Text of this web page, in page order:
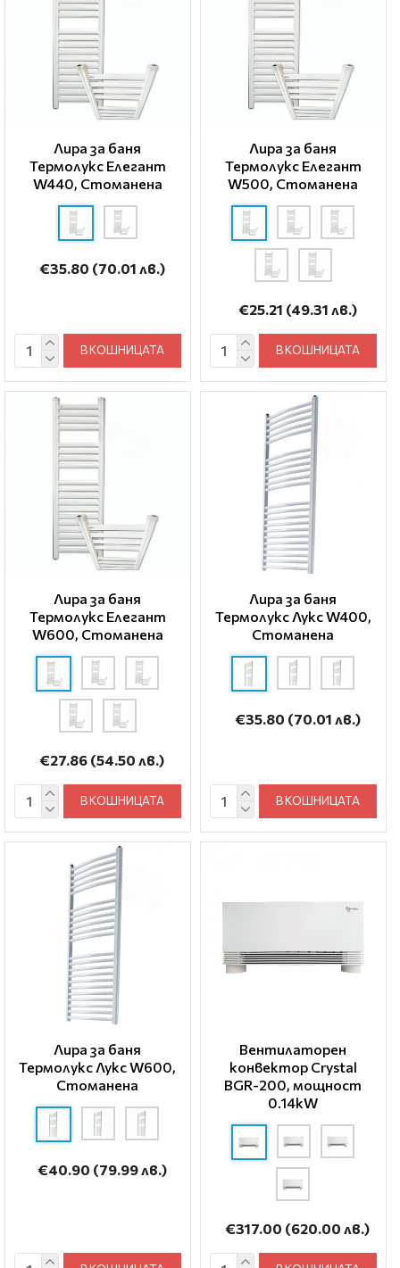
Лира за баня
Термолукс Елегант
W440, Стоманена
€35.80 (70.01 лв.)
В КОШНИЦАТА
Лира за баня
Термолукс Елегант
W500, Стоманена
€25.21 (49.31 лв.)
В КОШНИЦАТА
Лира за баня
Термолукс Елегант
W600, Стоманена
€27.86 (54.50 лв.)
В КОШНИЦАТА
Лира за баня
Термолукс Лукс W400,
Стоманена
€35.80 (70.01 лв.)
В КОШНИЦАТА
Лира за баня
Термолукс Лукс W600,
Стоманена
€40.90 (79.99 лв.)
Вентилаторен
конвектор Crystal
BGR-200, мощност
0.14kW
€317.00 (620.00 лв.)